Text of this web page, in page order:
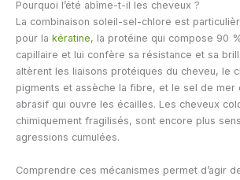
Pourquoi l’été abîme-t-il les cheveux ?
La combinaison soleil-sel-chlore est
pour la kératine, la protéine qui compose 90
capillaire et lui confère sa résistance et sa
altèrent les liaisons protéiques du cheveu, le
pigments et assèche la fibre, et le sel de mer
abrasif qui ouvre les écailles. Les cheveux
chimiquement fragilisés, sont encore plus
agressions cumulées.
Comprendre ces mécanismes permet d’agir